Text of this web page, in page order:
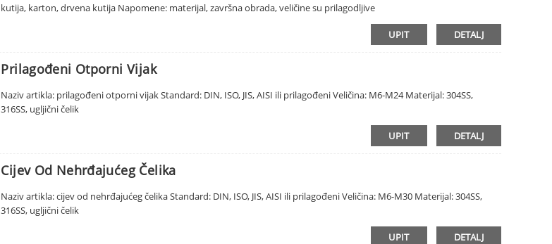
kutija, karton, drvena kutija Napomene: materijal, završna obrada, veličine su prilagodljive
UPIT DETALJ
Prilagođeni Otporni Vijak
Naziv artikla: prilagođeni otporni vijak Standard: DIN, ISO, JIS, AISI ili prilagođeni Veličina: M6-M24 Materijal: 304SS,
316SS, ugljični čelik
UPIT DETALJ
Cijev Od Nehrđajućeg Čelika
Naziv artikla: cijev od nehrđajućeg čelika Standard: DIN, ISO, JIS, AISI ili prilagođeni Veličina: M6-M30 Materijal: 304SS,
316SS, ugljični čelik
UPIT DETALJ